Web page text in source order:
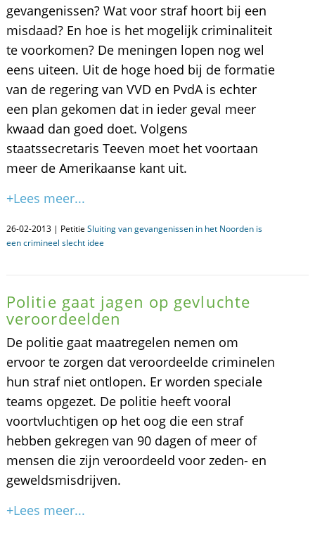
gevangenissen? Wat voor straf hoort bij een
misdaad? En hoe is het mogelijk criminaliteit
te voorkomen? De meningen lopen nog wel
eens uiteen. Uit de hoge hoed bij de formatie
van de regering van VVD en PvdA is echter
een plan gekomen dat in ieder geval meer
kwaad dan goed doet. Volgens
staatssecretaris Teeven moet het voortaan
meer de Amerikaanse kant uit.
+Lees meer...
26-02-2013 | Petitie Sluiting van gevangenissen in het Noorden is
een crimineel slecht idee
Politie gaat jagen op gevluchte
veroordeelden
De politie gaat maatregelen nemen om
ervoor te zorgen dat veroordeelde criminelen
hun straf niet ontlopen. Er worden speciale
teams opgezet. De politie heeft vooral
voortvluchtigen op het oog die een straf
hebben gekregen van 90 dagen of meer of
mensen die zijn veroordeeld voor zeden- en
geweldsmisdrijven.
+Lees meer...